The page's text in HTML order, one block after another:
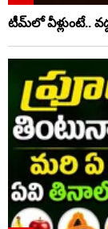
టీమ్‌లో వీళ్లుంటే..